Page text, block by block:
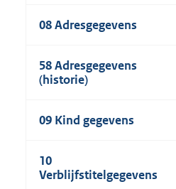
08 Adresgegevens
58 Adresgegevens
(historie)
09 Kind gegevens
10
Verblijfstitelgegevens